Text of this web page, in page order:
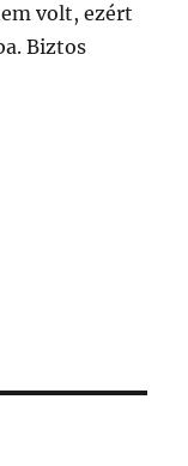
volt, ezért
Biztos